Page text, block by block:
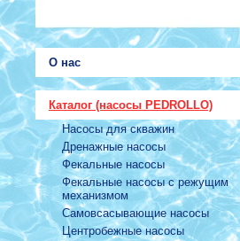
О нас
Каталог (насосы PEDROLLO)
Насосы для скважин
Дренажные насосы
Фекальные насосы
Фекальные насосы с режущим
механизмом
Самовсасывающие насосы
Центробежные насосы